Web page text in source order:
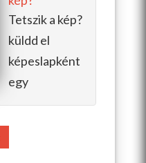
Tetszik a kép?
küldd el
képeslapként
egy